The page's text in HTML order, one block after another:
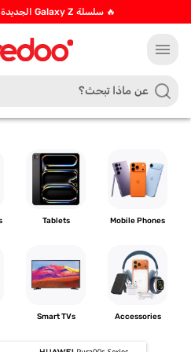
🔥 سلسلة Galaxy Z الجديدة كلياً وصلت! اشترِ الآن!
menu
Mobile Phones
Tablets
Accessories
Smart TVs